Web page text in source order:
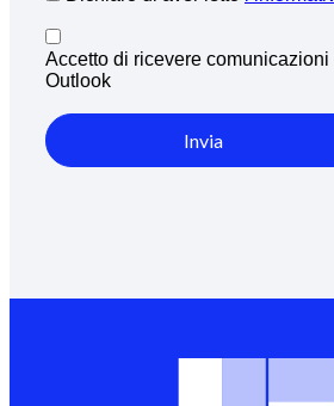
Accetto di ricevere comunicazioni
Outlook
Invia